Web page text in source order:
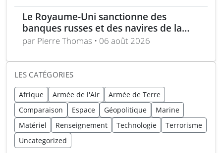
Le Royaume-Uni sanctionne des
banques russes et des navires de la
flotte fantôme liée à Moscou
par Pierre Thomas • 06 août 2026
LES CATÉGORIES
Afrique Armée de l'Air
Armée de Terre
Comparaison
Espace Géopolitique
Marine
Matériel
Renseignement Technologie
Terrorisme
Uncategorized